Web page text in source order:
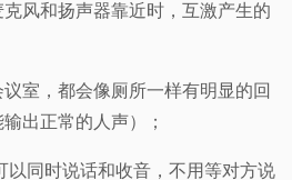
克风和扬声器靠近时，互激产生的
议室，都会像厕所一样有明显的回
出正常的人声）；
以同时说话和收音，不用等对方说